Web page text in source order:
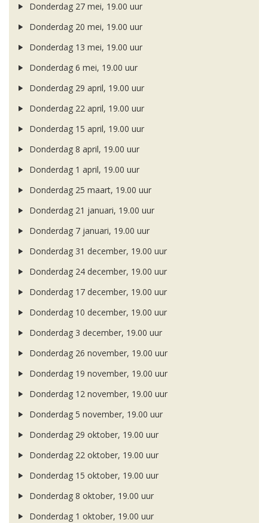
Donderdag 27 mei, 19.00 uur
Donderdag 20 mei, 19.00 uur
Donderdag 13 mei, 19.00 uur
Donderdag 6 mei, 19.00 uur
Donderdag 29 april, 19.00 uur
Donderdag 22 april, 19.00 uur
Donderdag 15 april, 19.00 uur
Donderdag 8 april, 19.00 uur
Donderdag 1 april, 19.00 uur
Donderdag 25 maart, 19.00 uur
Donderdag 21 januari, 19.00 uur
Donderdag 7 januari, 19.00 uur
Donderdag 31 december, 19.00 uur
Donderdag 24 december, 19.00 uur
Donderdag 17 december, 19.00 uur
Donderdag 10 december, 19.00 uur
Donderdag 3 december, 19.00 uur
Donderdag 26 november, 19.00 uur
Donderdag 19 november, 19.00 uur
Donderdag 12 november, 19.00 uur
Donderdag 5 november, 19.00 uur
Donderdag 29 oktober, 19.00 uur
Donderdag 22 oktober, 19.00 uur
Donderdag 15 oktober, 19.00 uur
Donderdag 8 oktober, 19.00 uur
Donderdag 1 oktober, 19.00 uur